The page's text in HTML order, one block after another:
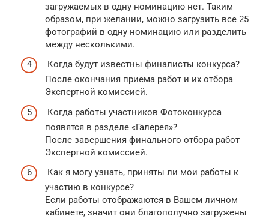
загружаемых в одну номинацию нет. Таким
образом, при желании, можно загрузить все 25
фотографий в одну номинацию или разделить
между несколькими.
Когда будут известны финалисты конкурса?
После окончания приема работ и их отбора
Экспертной комиссией.
Когда работы участников Фотоконкурса
появятся в разделе «Галерея»?
После завершения финального отбора работ
Экспертной комиссией.
Как я могу узнать, приняты ли мои работы к
участию в конкурсе?
Если работы отображаются в Вашем личном
кабинете, значит они благополучно загружены